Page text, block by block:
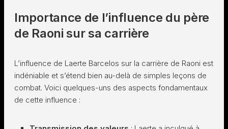
Importance de l’influence du père
de Raoni sur sa carrière
L’influence de Laerte Barcelos sur la carrière de Raoni est
indéniable et s’étend bien au-delà de simples leçons de
combat. Voici quelques-uns des aspects fondamentaux
de cette influence :